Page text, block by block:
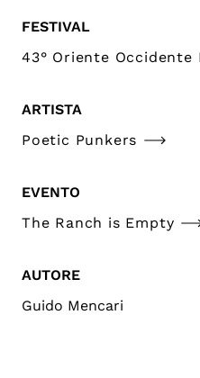
FESTIVAL
43° Oriente Occidente
ARTISTA
Poetic Punkers
EVENTO
The Ranch is Empty
AUTORE
Guido Mencari